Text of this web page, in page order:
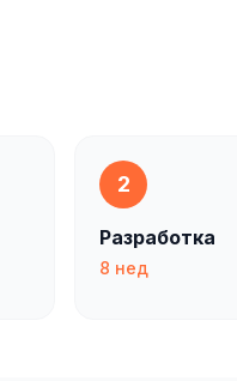
2
Разработка
8 нед